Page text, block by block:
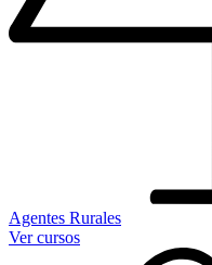
Agentes Rurales
Ver cursos